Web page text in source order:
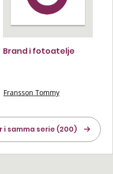
Brand i fotoatelje
Fransson Tommy
i samma serie (200)